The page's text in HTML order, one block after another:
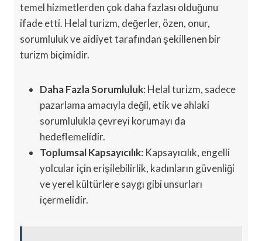
temel hizmetlerden çok daha fazlası olduğunu
ifade etti. Helal turizm, değerler, özen, onur,
sorumluluk ve aidiyet tarafından şekillenen bir
turizm biçimidir.
Daha Fazla Sorumluluk: Helal turizm, sadece
pazarlama amacıyla değil, etik ve ahlaki
sorumlulukla çevreyi korumayı da
hedeflemelidir.
Toplumsal Kapsayıcılık: Kapsayıcılık, engelli
yolcular için erişilebilirlik, kadınların güvenliği
ve yerel kültürlere saygı gibi unsurları
içermelidir.